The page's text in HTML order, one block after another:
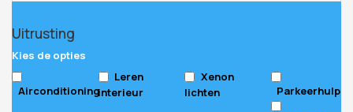
Website
URL *
Uitrusting
Kies de opties
Airconditioning
Leren
interieur
Xenon
lichten
Parkeerhulp